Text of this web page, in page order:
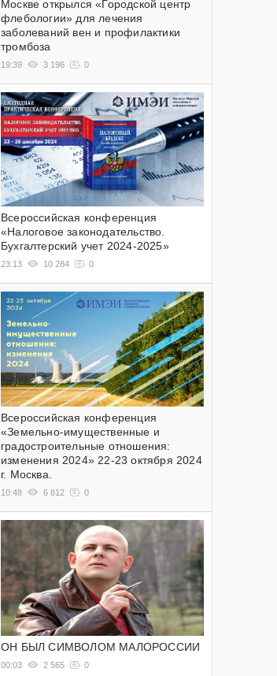
Москве открылся «Городской центр
флебологии» для лечения
заболеваний вен и профилактики
тромбоза
19:39 3 196 0
Всероссийская конференция
«Налоговое законодательство.
Бухгалтерский учет 2024-2025»
23:13 10 284 0
Всероссийская конференция
«Земельно-имущественные и
градостроительные отношения:
изменения 2024» 22-23 октября 2024
г. Москва.
10:48 6 812 0
ОН БЫЛ СИМВОЛОМ МАЛОРОССИИ
00:03 2 565 0